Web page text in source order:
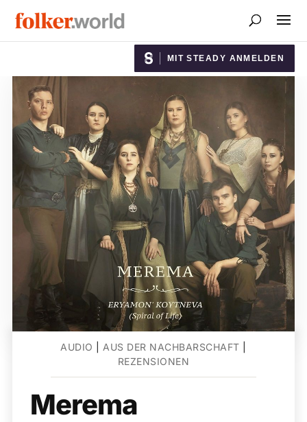
MIT STEADY ANMELDEN
AUDIO AUS DER NACHBARSCHAFT
REZENSIONEN
Merema